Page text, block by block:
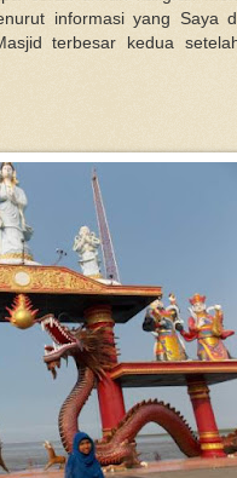
informasi yang Saya
terbesar kedua